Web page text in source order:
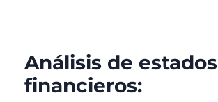
Análisis de estados
financieros: